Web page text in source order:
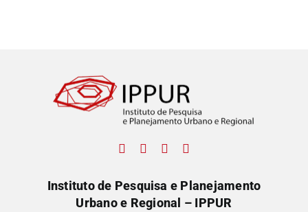
Instituto de Pesquisa e Planejamento
Urbano e Regional – IPPUR